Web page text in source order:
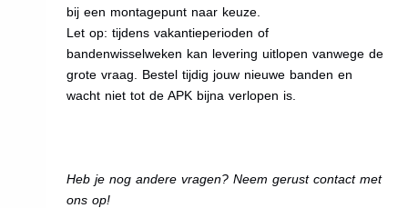
bij een montagepunt naar keuze.
Let op: tijdens vakantieperioden of
bandenwisselweken kan levering uitlopen vanwege de
grote vraag. Bestel tijdig jouw nieuwe banden en
wacht niet tot de APK bijna verlopen is.
Heb je nog andere vragen? Neem gerust contact met
ons op!